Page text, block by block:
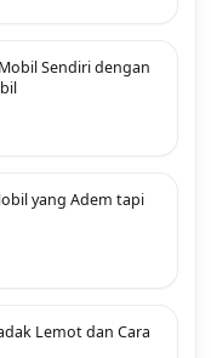
Sendiri dengan
yang Adem tapi
Lemot dan Cara